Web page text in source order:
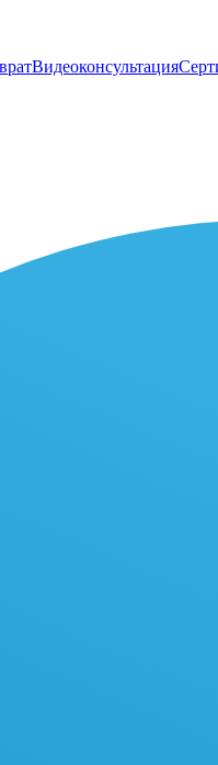
Видеоконсультация